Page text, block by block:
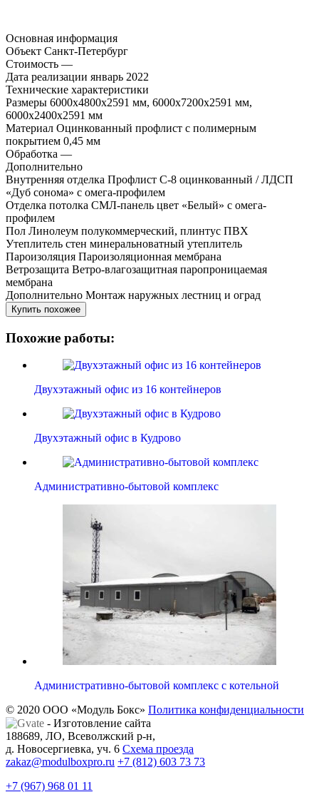
Основная информация
Объект Санкт-Петербург
Стоимость —
Дата реализации январь 2022
Технические характеристики
Размеры 6000х4800х2591 мм, 6000х7200х2591 мм,
6000х2400х2591 мм
Материал Оцинкованный профлист с полимерным
покрытием 0,45 мм
Обработка —
Дополнительно
Внутренняя отделка Профлист С-8 оцинкованный / ЛДСП
«Дуб сонома» с омега-профилем
Отделка потолка СМЛ-панель цвет «Белый» с омега-
профилем
Пол Линолеум полукоммерческий, плинтус ПВХ
Утеплитель стен минеральноватный утеплитель
Пароизоляция Пароизоляционная мембрана
Ветрозащита Ветро-влагозащитная паропроницаемая
мембрана
Дополнительно Монтаж наружных лестниц и оград
Купить похожее
Похожие работы:
Двухэтажный офис из 16 контейнеров
Двухэтажный офис в Кудрово
Административно-бытовой комплекс
Административно-бытовой комплекс с котельной
© 2020 ООО «Модуль Бокс» Политика конфиденциальности
- Изготовление сайта
188689, ЛО, Всеволжский р-н,
д. Новосергиевка, уч. 6 Схема проезда
zakaz@modulboxpro.ru +7 (812) 603 73 73
+7 (967) 968 01 11